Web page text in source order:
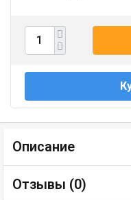
Описание
Отзывы (0)